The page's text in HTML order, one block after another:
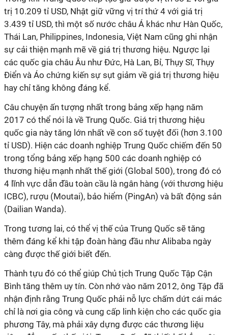
trị 10.209 tỉ USD, Nhật giữ vững vị trí thứ 4 với giá trị
3.439 tỉ USD, thì một số nước châu Á khác như Hàn Quốc,
Thái Lan, Philippines, Indonesia, Việt Nam cũng ghi nhận
sự cải thiện mạnh mẽ về giá trị thương hiệu. Ngược lại
các quốc gia châu Âu như Đức, Hà Lan, Bỉ, Thụy Sĩ, Thụy
Điển và Áo chứng kiến sự sụt giảm về giá trị thương hiệu
hay chỉ tăng không đáng kể.
Câu chuyện ấn tượng nhất trong bảng xếp hạng năm
2017 có thể nói là về Trung Quốc. Giá trị thương hiệu
quốc gia này tăng lớn nhất về con số tuyệt đối (hơn 3.100
tỉ USD). Hiện các doanh nghiệp Trung Quốc chiếm đến 50
trong tổng bảng xếp hạng 500 các doanh nghiệp có
thương hiệu mạnh nhất thế giới (Global 500), trong đó có
4 lĩnh vực dẫn đầu toàn cầu là ngân hàng (với thương hiệu
ICBC), rượu (Moutai), bảo hiểm (PingAn) và bất động sản
(Dailian Wanda).
Trong tương lai, có thể vị thế của Trung Quốc sẽ tăng
thêm đáng kể khi tập đoàn hàng đầu như Alibaba ngày
càng được thế giới biết đến.
Thành tựu đó có thể giúp Chủ tịch Trung Quốc Tập Cận
Bình tăng thêm uy tín. Còn nhớ vào năm 2012, ông Tập đã
nhận định rằng Trung Quốc phải nỗ lực chấm dứt cái mác
chỉ là nơi gia công và cung cấp linh kiện cho các quốc gia
phương Tây, mà phải xây dựng được các thương liệu